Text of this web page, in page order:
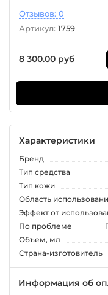
Отзывов: 0
Артикул: 1759
8 300.00 руб
Характеристики
Бренд
Тип средства
Тип кожи
Область
Эффект от
По проблеме
Объем, мл
Страна-изготовитель
Информация об